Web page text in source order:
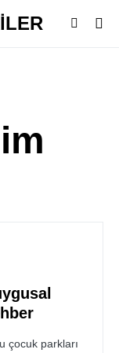
çocuk parkları